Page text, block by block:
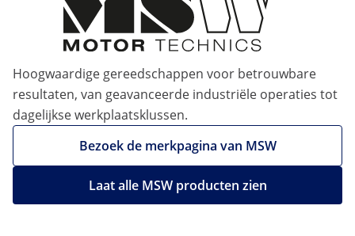
Hoogwaardige gereedschappen voor betrouwbare
resultaten, van geavanceerde industriële operaties tot
dagelijkse werkplaatsklussen.
Bezoek de merkpagina van MSW
Laat alle MSW producten zien